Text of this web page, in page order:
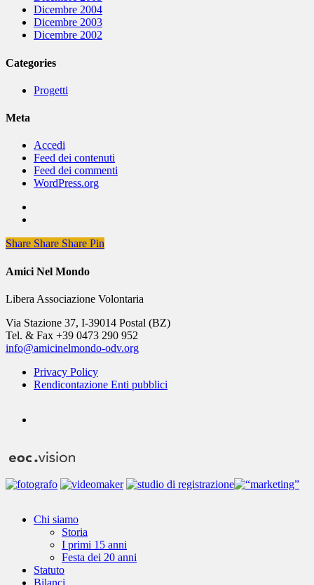
Dicembre 2004
Dicembre 2003
Dicembre 2002
Categories
Progetti
Meta
Accedi
Feed dei contenuti
Feed dei commenti
WordPress.org
Share
Share Share Share Pin
Amici Nel Mondo
Libera Associazione Volontaria
Via Stazione 37, I-39014 Postal (BZ)
Tel. & Fax +39 0473 290 952
info@amicinelmondo-odv.org
Privacy Policy
Rendicontazione Enti pubblici
Close
Chi siamo
Storia
I primi 15 anni
Festa dei 20 anni
Statuto
Bilanci